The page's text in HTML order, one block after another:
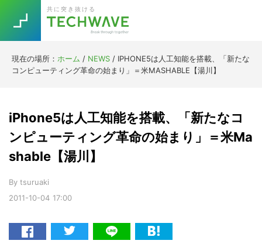
primary
navigation
main
content
primary
sidebar
footer
共に突き抜ける
現在の場所： ホーム / NEWS / IPHONE5は人工知能を搭載、「新たな
コンピューティング革命の始まり」＝米MASHABLE【湯川】
2011-10-04 17:00
iPhone5は人工知能を搭載、「新たなコ
ンピューティング革命の始まり」＝米Ma
shable【湯川】
By tsuruaki
TOPICS
RE:LIFE
Re:Work
[Startup]
[Voice Edition]
Trend 今話題の注目キーワード
5G Asana テレワーク
ニューノーマル
Daily Weekly